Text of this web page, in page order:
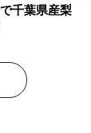
千葉県産梨